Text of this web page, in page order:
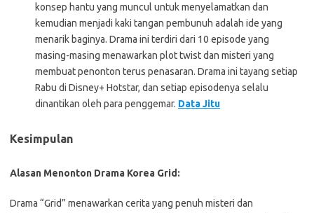
konsep hantu yang muncul untuk menyelamatkan dan
kemudian menjadi kaki tangan pembunuh adalah ide yang
menarik baginya. Drama ini terdiri dari 10 episode yang
masing-masing menawarkan plot twist dan misteri yang
membuat penonton terus penasaran. Drama ini tayang setiap
Rabu di Disney+ Hotstar, dan setiap episodenya selalu
dinantikan oleh para penggemar. Data Jitu
Kesimpulan
Alasan Menonton Drama Korea Grid:
Drama “Grid” menawarkan cerita yang penuh misteri dan